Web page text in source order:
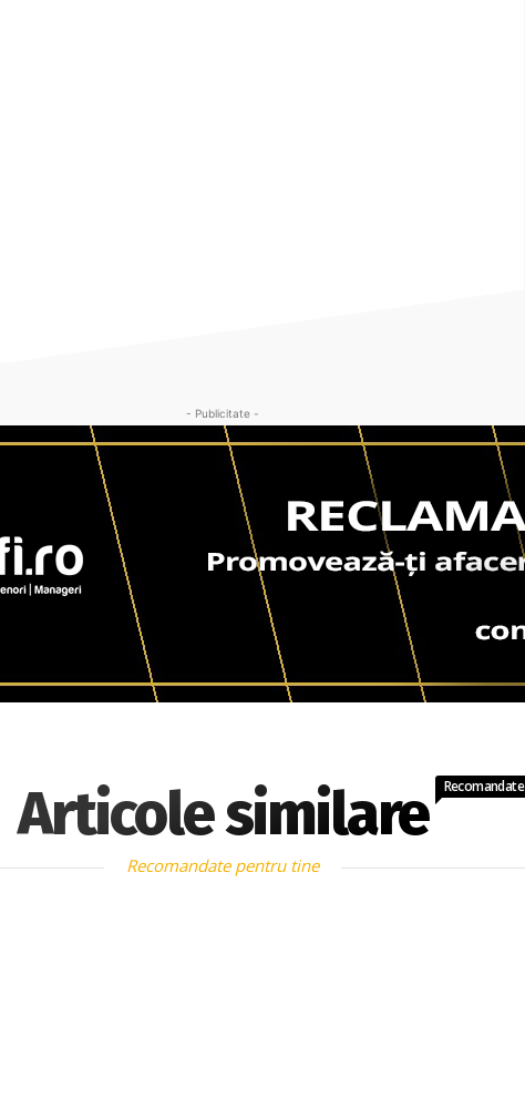
- Publicitate -
Articole similare Recomandate
Recomandate pentru tine